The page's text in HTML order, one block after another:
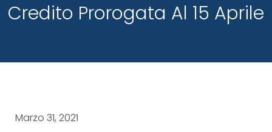
Credito Prorogata Al 15 Aprile
Marzo 31, 2021